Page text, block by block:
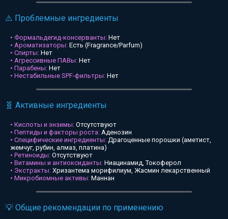
⚠️ Проблемные ингредиенты
• Формальдегид-консерванты: Нет
• Ароматизаторы: Есть (Fragrance/Parfum)
• Спирты: Нет
• Агрессивные ПАВы: Нет
• Парабены: Нет
• Нестабильные SPF-фильтры: Нет
🧬 Активные ингредиенты
• Кислоты и энзимы: Отсутствуют
• Пептиды и факторы роста: Аденозин
• Специфические ингредиенты: Драгоценные порошки (аметист,
жемчуг, рубин, алмаз, платина)
• Ретиноиды: Отсутствуют
• Витамины и антиоксиданты: Ниацинамид, Токоферол
• Экстракты: Хризантема морифилиум, Жасмин лекарственный
• Микробиомные активы: Маннан
💡 Общие рекомендации по применению